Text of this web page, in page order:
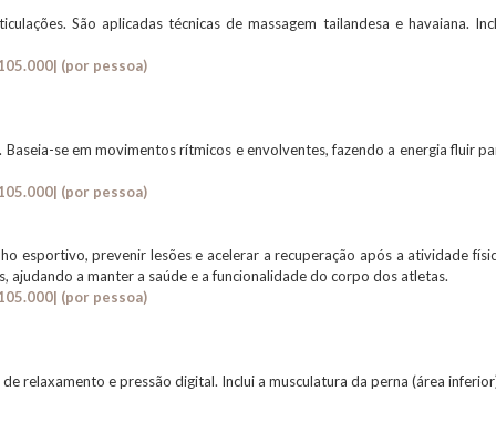
São aplicadas técnicas de massagem tailandesa e havaiana.
(por pessoa)
se em movimentos rítmicos e envolventes, fazendo a energia fluir
(por pessoa)
esportivo, prevenir lesões e acelerar a recuperação após a atividade
ajudando a manter a saúde e a funcionalidade do corpo dos atletas.
(por pessoa)
relaxamento e pressão digital. Inclui a musculatura da perna (área